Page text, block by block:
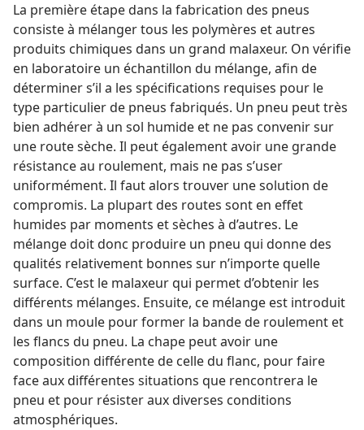
La première étape dans la fabrication des pneus
consiste à mélanger tous les polymères et autres
produits chimiques dans un grand malaxeur. On vérifie
en laboratoire un échantillon du mélange, afin de
déterminer s’il a les spécifications requises pour le
type particulier de pneus fabriqués. Un pneu peut très
bien adhérer à un sol humide et ne pas convenir sur
une route sèche. Il peut également avoir une grande
résistance au roulement, mais ne pas s’user
uniformément. Il faut alors trouver une solution de
compromis. La plupart des routes sont en effet
humides par moments et sèches à d’autres. Le
mélange doit donc produire un pneu qui donne des
qualités relativement bonnes sur n’importe quelle
surface. C’est le malaxeur qui permet d’obtenir les
différents mélanges. Ensuite, ce mélange est introduit
dans un moule pour former la bande de roulement et
les flancs du pneu. La chape peut avoir une
composition différente de celle du flanc, pour faire
face aux différentes situations que rencontrera le
pneu et pour résister aux diverses conditions
atmosphériques.